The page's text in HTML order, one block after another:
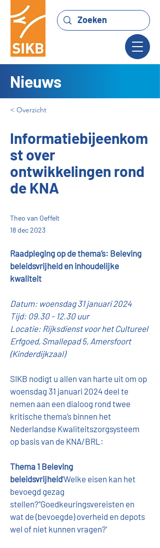
Nieuws
< Overzicht
Informatiebijeenkom
st over
ontwikkelingen rond
de KNA
Theo van Oeffelt
18 dec 2023
Raadpleging op de thema’s: Beleving
beleidsvrijheid en inhoudelijke
kwaliteit
Datum: woensdag 31 januari 2024
Tijd: 09.30 - 12.30 uur
Locatie: Rijksdienst voor het Cultureel
Erfgoed, Smallepad 5, Amersfoort
(Kinderdijkzaal)
SIKB nodigt u allen van harte uit om op
woensdag 31 januari 2024 deel te
nemen aan een dialoog rond twee
kritische thema’s binnen het
Nederlandse Kwaliteitszorgsysteem
op basis van de KNA/BRL:
Thema 1 Beleving
beleidsvrijheid‘Welke eisen kan het
bevoegd gezag
stellen?’‘Goedkeuringsvereisten en
wat de (bevoegde) overheid en depots
wel of niet kunnen vragen?’